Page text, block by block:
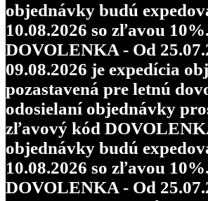
objednávky budú
10.08.2026 so zľavou 10%.
DOVOLENKA - Od
09.08.2026 je expedícia
pozastavená pre letnú
odosielaní objednávky
zľavový kód
objednávky budú
10.08.2026 so zľavou 10%.
DOVOLENKA - Od